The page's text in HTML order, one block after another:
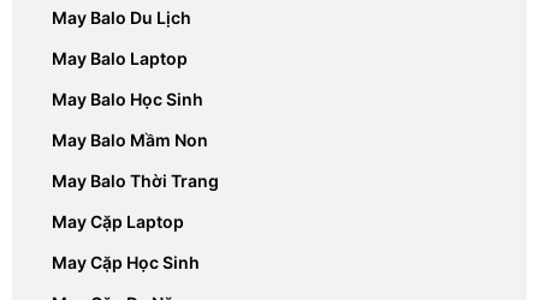
May Balo Du Lịch
May Balo Laptop
May Balo Học Sinh
May Balo Mầm Non
May Balo Thời Trang
May Cặp Laptop
May Cặp Học Sinh